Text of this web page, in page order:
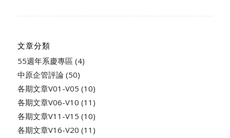
文章分類
55週年系慶專區 (4)
中原企管評論(50)
各期文章V01-V05 (10)
各期文章V06-V10 (11)
各期文章V11-V15 (10)
各期文章V16-V20 (11)